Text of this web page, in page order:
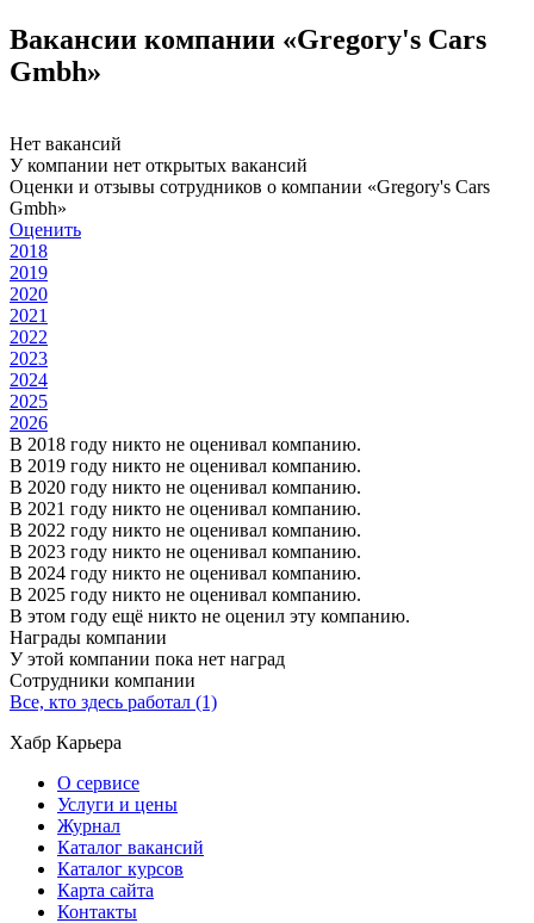
Вакансии компании «Gregory's Cars
Gmbh»
Нет вакансий
У компании нет открытых вакансий
Оценки и отзывы сотрудников о компании «Gregory's Cars
Gmbh»
Оценить
2018
2019
2020
2021
2022
2023
2024
2025
2026
В 2018 году никто не оценивал компанию.
В 2019 году никто не оценивал компанию.
В 2020 году никто не оценивал компанию.
В 2021 году никто не оценивал компанию.
В 2022 году никто не оценивал компанию.
В 2023 году никто не оценивал компанию.
В 2024 году никто не оценивал компанию.
В 2025 году никто не оценивал компанию.
В этом году ещё никто не оценил эту компанию.
Награды компании
У этой компании пока нет наград
Сотрудники компании
Все, кто здесь работал (1)
Хабр Карьера
О сервисе
Услуги и цены
Журнал
Каталог вакансий
Каталог курсов
Карта сайта
Контакты